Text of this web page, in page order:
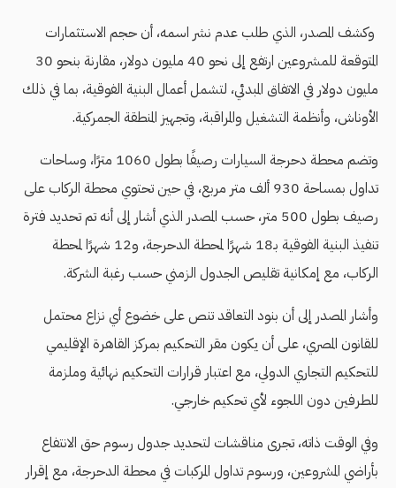
وكشف المصدر، الذي طلب عدم نشر اسمه، أن حجم الاستثمارات
المتوقعة للمشروعين ارتفع إلى نحو 40 مليون دولار، مقارنة بنحو 30
مليون دولار في الاتفاق المبدئي، لتشمل أعمال البنية الفوقية، بما في ذلك
الأوناش، وأنظمة التشغيل والمراقبة، وتجهيز المنطقة الجمركية.
وتضم محطة دحرجة السيارات رصيفًا بطول 1060 مترًا، وساحات
تداول بمساحة 930 ألف متر مربع، في حين تحتوي محطة الركاب على
رصيف بطول 500 متر، حسب المصدر الذي أشار إلى أنه تم تحديد فترة
تنفيذ البنية الفوقية بـ18 شهرًا لمحطة الدحرجة، و12 شهرًا لمحطة
الركاب، مع إمكانية تقليص الجدول الزمني حسب رغبة الشركة.
وأشار المصدر إلى أن بنود التعاقد تنص على خضوع أي نزاع محتمل
للقانون المصري، على أن يكون مقر التحكيم بمركز القاهرة الإقليمي
للتحكيم التجاري الدولي، مع اعتبار قرارات التحكيم نهائية وملزمة
للطرفين دون اللجوء لأي تحكيم خارجي.
وفي الوقت ذاته، تجرى مناقشات لتحديد جدول رسوم حق الانتفاع
بأراضي المشروعين، ورسوم تداول المركبات في محطة الدحرجة، مع إقرار